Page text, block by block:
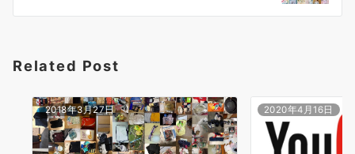
シ
ン
Related Post
2018年3月27日 2020年4月16日